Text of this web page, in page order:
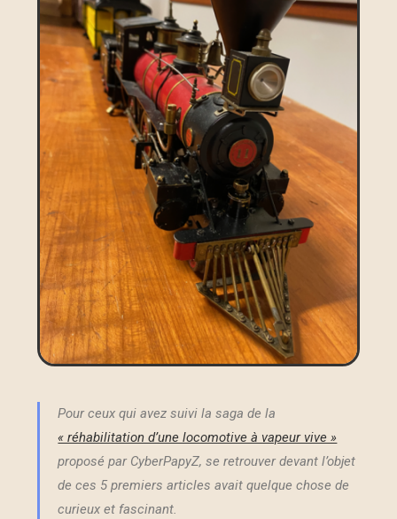
Pour ceux qui avez suivi la saga de la
« réhabilitation d’une locomotive à vapeur vive »
proposé par CyberPapyZ, se retrouver devant l’objet
de ces 5 premiers articles avait quelque chose de
curieux et fascinant.